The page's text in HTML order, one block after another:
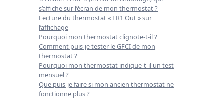
s’affiche sur l’écran de mon thermostat ?
Lecture du thermostat « ER1 Out » sur
l’affichage
Pourquoi mon thermostat clignote-t-il ?
Comment puis-je tester le GFCI de mon
thermostat ?
Pourquoi mon thermostat indique-t-il un test
mensuel ?
Que puis-je faire si mon ancien thermostat ne
fonctionne plus ?